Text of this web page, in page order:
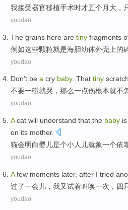
我接受器官移植手术时才五个月 大 ，
youdao
The grains here are tiny fragments
例如这些颗粒就是海胆幼体外壳 上的
youdao
Don't be a cry baby. That tiny scratch
不要一碰就哭， 那么一点伤根本就不
youdao
Acat will understand that the baby is
on its mother.
猫会明白婴儿是个小人儿就象一个依
youdao
Afew moments later, after I tried
过了一会儿 ， 我又试着叫唤一次 ， 四
youdao